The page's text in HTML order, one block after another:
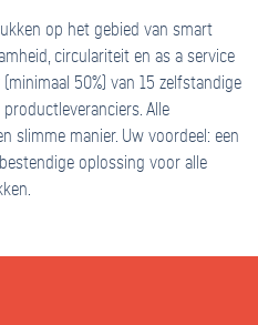
op het gebied van smart
circulariteit en as a service
50%) van 15 zelfstandige
Alle
slimme manier. Uw voordeel: een
oplossing voor alle